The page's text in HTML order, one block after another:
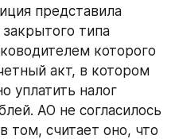
представила
типа
которого
акт, в котором
уплатить налог
АО не согласилось
том, считает оно, что